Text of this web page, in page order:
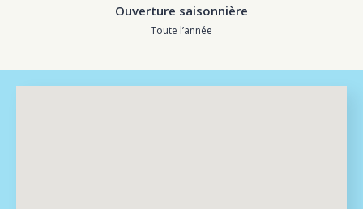
Ouverture saisonnière
Toute l’année